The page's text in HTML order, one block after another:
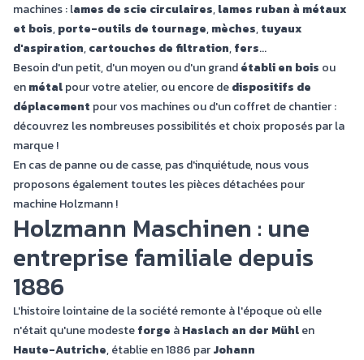
machines : lames de scie circulaires,lames ruban à métaux
et bois,porte-outils de tournage,mèches,tuyaux
d'aspiration,cartouches de filtration,fers...
Besoin d'un petit, d'un moyen ou d'un grandétabli en bois ou
enmétalpour votre atelier, ou encore dedispositifs de
déplacement pour vos machines ou d'un coffret de chantier :
découvrez les nombreuses possibilités et choix proposés par la
marque !
En cas de panne ou de casse, pas d'inquiétude, nous vous
proposons également toutes lespièces détachées pour
machine Holzmann!
Holzmann Maschinen : une
entreprise familiale depuis
1886
L'histoire lointaine de la société remonte à l'époque où elle
n'était qu'une modesteforge àHaslach an der Mühlen
Haute-Autriche, établie en 1886 parJohann